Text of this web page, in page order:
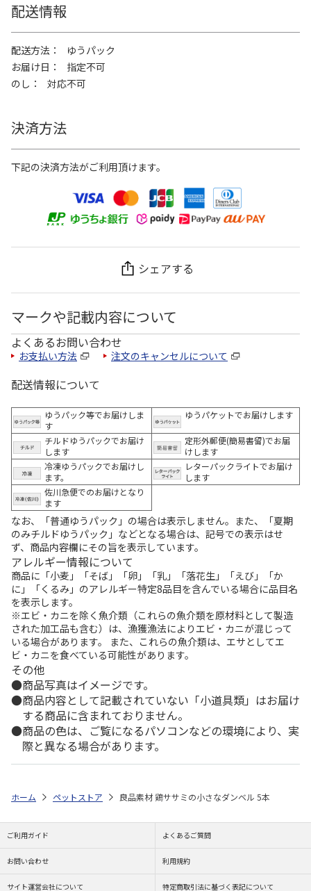
配送情報
配送方法
ゆうパック
お届け日
指定不可
のし
対応不可
決済方法
下記の決済方法がご利用頂けます。
シェアする
マークや記載内容について
よくあるお問い合わせ
お支払い方法 注文のキャンセルについて
配送情報について
ゆうパック等でお届けしま
す
ゆうパケットでお届けします
チルドゆうパックでお届け
します
定形外郵便(簡易書留)でお届
けします
冷凍ゆうパックでお届けし
ます。
レターパックライトでお届け
します
佐川急便でのお届けとなり
ます
なお、「普通ゆうパック」の場合は表示しません。また、「夏期
のみチルドゆうパック」などとなる場合は、記号での表示はせ
ず、商品内容欄にその旨を表示しています。
アレルギー情報について
商品に「小麦」「そば」「卵」「乳」「落花生」「えび」「か
に」「くるみ」のアレルギー特定8品目を含んでいる場合に品目名
を表示します。
※エビ・カニを除く魚介類（これらの魚介類を原材料として製造
された加工品も含む）は、漁獲漁法によりエビ・カニが混じって
いる場合があります。 また、これらの魚介類は、エサとしてエ
ビ・カニを食べている可能性があります。
その他
商品写真はイメージです。
商品内容として記載されていない「小道具類」はお届け
する商品に含まれておりません。
商品の色は、ご覧になるパソコンなどの環境により、実
際と異なる場合があります。
ホーム ペットストア 良品素材 鶏ササミの小さなダンベル 5本
ご利用ガイド よくあるご質問
お問い合わせ 利用規約
サイト運営会社について 特定商取引法に基づく表記について